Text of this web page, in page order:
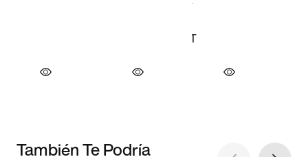
También Te Podría